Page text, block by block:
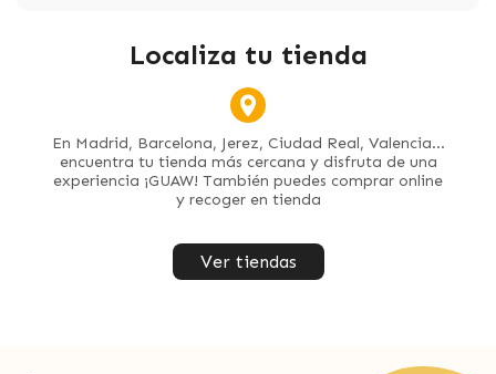
Localiza tu tienda
En Madrid, Barcelona, Jerez, Ciudad Real, Valencia...
encuentra tu tienda más cercana y disfruta de una
experiencia ¡GUAW! También puedes comprar online
y recoger en tienda
Ver tiendas